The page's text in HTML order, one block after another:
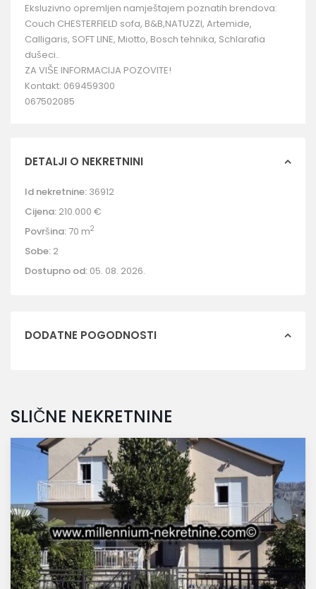
Eksluzivno opremljen namještajem poznatih brendova:
Couch CHESTERFIELD sofa, B&B,NATUZZI, Artemide,
Calligaris, SOFT LINE, Miotto, Bosch tehnika, Schlarafia
dušeci..
ZA VIŠE INFORMACIJA POZOVITE!
Kontakt: 069459300
067502085
DETALJI O NEKRETNINI
Id nekretnine: 36912
Cijena: 210.000 €
Površina: 70 m2
Sobe: 2
Dostupno od: 05. 08. 2026.
DODATNE POGODNOSTI
SLIČNE NEKRETNINE